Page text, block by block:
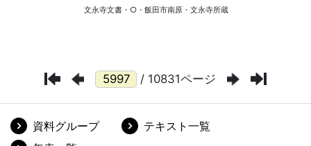
/ 10831ページ
資料グループ
テキスト一覧